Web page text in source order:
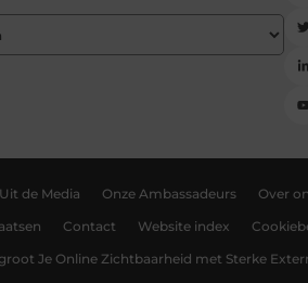
Uit de Media Onze Ambassadeurs Over
Contact Website index
Je Online Zichtbaarheid met Sterke